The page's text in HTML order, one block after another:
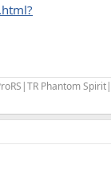
Phantom